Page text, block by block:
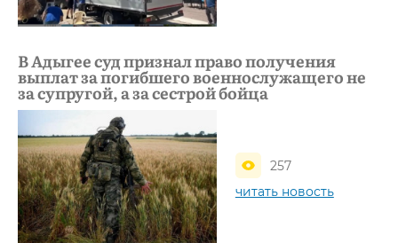
В Адыгее суд признал право получения
выплат за погибшего военнослужащего не
за супругой, а за сестрой бойца
257
читать новость